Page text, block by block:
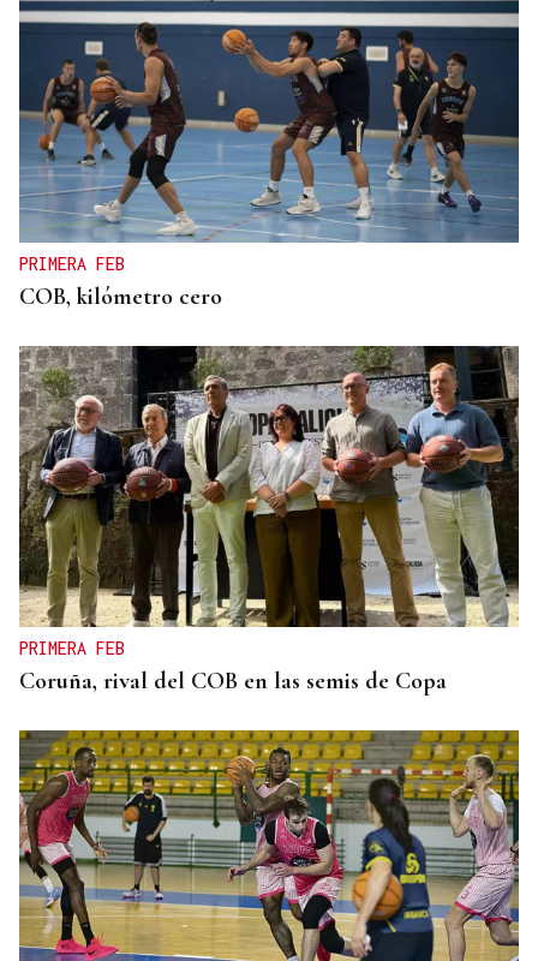
PRIMERA FEB
COB, kilómetro cero
PRIMERA FEB
Coruña, rival del COB en las semis de Copa